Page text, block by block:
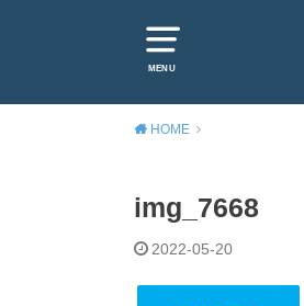
MENU
HOME
img_7668
2022-05-20